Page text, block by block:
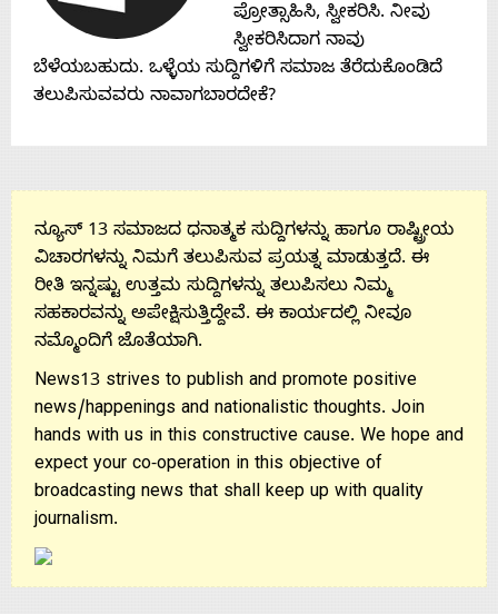
Contact
Us
ಪ್ರೋತ್ಸಾಹಿಸಿ, ಸ್ವೀಕರಿಸಿ. ನೀವು
ಸ್ವೀಕರಿಸಿದಾಗ ನಾವು
ಬೆಳೆಯಬಹುದು. ಒಳ್ಳೆಯ ಸುದ್ದಿಗಳಿಗೆ ಸಮಾಜ ತೆರೆದುಕೊಂಡಿದೆ
ತಲುಪಿಸುವವರು ನಾವಾಗಬಾರದೇಕೆ?
ನ್ಯೂಸ್ 13 ಸಮಾಜದ ಧನಾತ್ಮಕ ಸುದ್ದಿಗಳನ್ನು ಹಾಗೂ ರಾಷ್ಟ್ರೀಯ
ವಿಚಾರಗಳನ್ನು ನಿಮಗೆ ತಲುಪಿಸುವ ಪ್ರಯತ್ನ ಮಾಡುತ್ತದೆ. ಈ
ರೀತಿ ಇನ್ನಷ್ಟು ಉತ್ತಮ ಸುದ್ದಿಗಳನ್ನು ತಲುಪಿಸಲು ನಿಮ್ಮ
ಸಹಕಾರವನ್ನು ಅಪೇಕ್ಷಿಸುತ್ತಿದ್ದೇವೆ. ಈ ಕಾರ್ಯದಲ್ಲಿ ನೀವೂ
ನಮ್ಮೊಂದಿಗೆ ಜೊತೆಯಾಗಿ.
News13 strives to publish and promote positive
news/happenings and nationalistic thoughts. Join
hands with us in this constructive cause. We hope and
expect your co-operation in this objective of
broadcasting news that shall keep up with quality
journalism.